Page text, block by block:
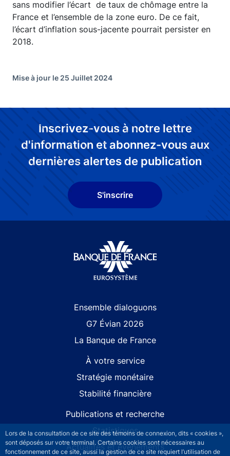
Lors de la consultation de ce site des témoins de connexion, dits « cookies »,
sont déposés sur votre terminal. Certains cookies sont nécessaires au
fonctionnement de ce site, aussi la gestion de ce site requiert l’utilisation de
sans modifier l’écart de taux de chômage entre la
France et l’ensemble de la zone euro. De ce fait,
l’écart d’inflation sous-jacente pourrait persister en
2018.
Mise à jour le 25 Juillet 2024
Inscrivez-vous à notre lettre
d'information et abonnez-vous aux
dernières alertes de publication
S'inscrire
Ensemble dialoguons
G7 Évian 2026
La Banque de France
À votre service
Stratégie monétaire
Stabilité financière
Publications et recherche
Statistiques
Actualités et événements